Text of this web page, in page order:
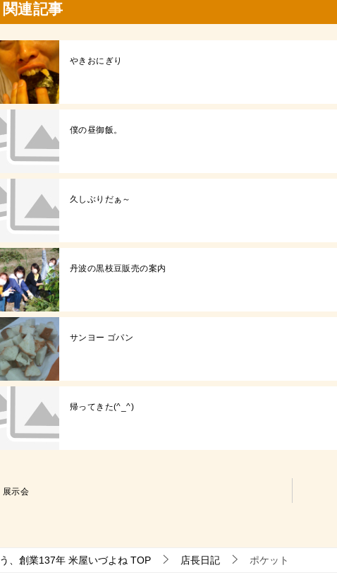
関連記事
やきおにぎり
僕の昼御飯。
久しぶりだぁ～
丹波の黒枝豆販売の案内
サンヨー ゴパン
帰ってきた(^_^)
展示会
、創業137年 米屋いづよね TOP 店長日記 ポケット